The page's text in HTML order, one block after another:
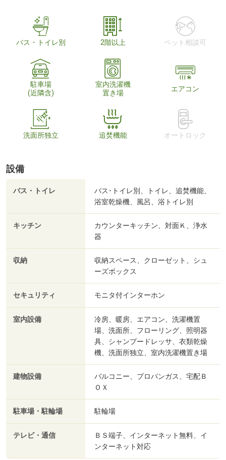
バス・トイレ別 2階以上 ペット相談可
駐車場
(近隣含)
室内洗濯機
置き場
エアコン
洗面所独立 追焚機能 オートロック
設備
バス・トイレ
バス･トイレ別、トイレ、追焚機能、
浴室乾燥機、風呂、浴トイレ別
キッチン
カウンターキッチン、対面Ｋ、浄水
器
収納
収納スペース、クローゼット、シュ
ーズボックス
セキュリティ モニタ付インターホン
室内設備
冷房、暖房、エアコン、洗濯機置
場、洗面所、フローリング、照明器
具、シャンプードレッサ、衣類乾燥
機、洗面所独立、室内洗濯機置き場
建物設備
バルコニー、プロパンガス、宅配Ｂ
ＯＸ
駐車場・駐輪場 駐輪場
テレビ・通信
ＢＳ端子、インターネット無料、イ
ンターネット対応